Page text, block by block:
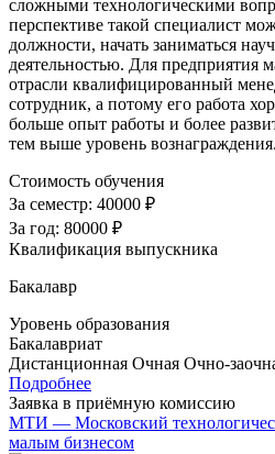
сложными технологическими
перспективе такой специалист
должности, начать заниматься
деятельностью. Для предприятия
отрасли квалифицированный
сотрудник, а потому его работа
больше опыт работы и более
тем выше уровень вознаграждения.
Стоимость обучения
За семестр: 40000 ₽
За год: 80000 ₽
Квалификация выпускника
Бакалавр
Уровень образования
Бакалавриат
Дистанционная Очная Очно-
Подробнее
Заявка в приёмную комиссию
МТИ — Московский
малым бизнесом